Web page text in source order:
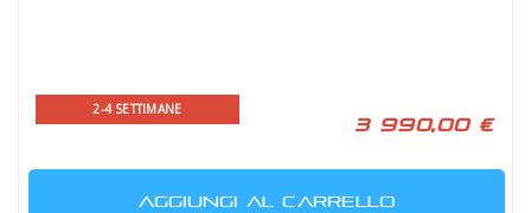
2-4 SETTIMANE
3 990,00 €
AGGIUNGI AL CARRELLO